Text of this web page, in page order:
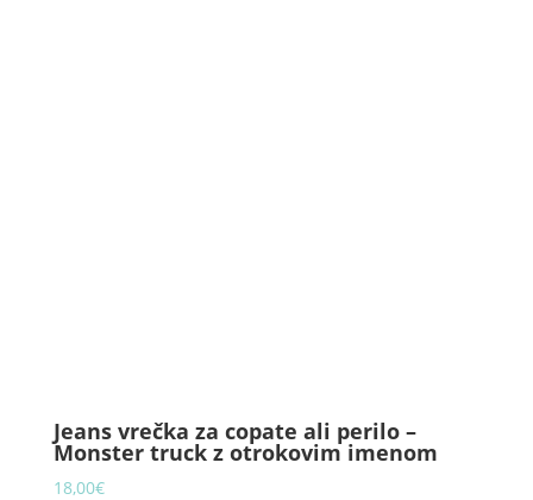
Jeans vrečka za copate ali perilo –
Monster truck z otrokovim imenom
18,00€